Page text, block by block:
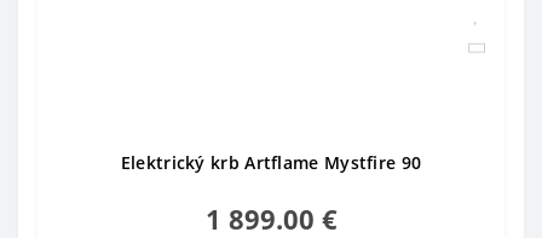
Elektrický krb Artflame Mystfire 90
1 899.00 €